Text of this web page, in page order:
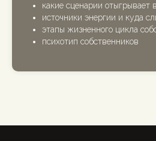
какие сценарии отыгрывает
источники энергии и куда
этапы жизненного цикла
психотип собственников